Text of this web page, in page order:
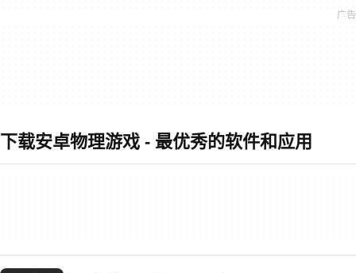
下载安卓物理游戏 - 最优秀的软件和应用